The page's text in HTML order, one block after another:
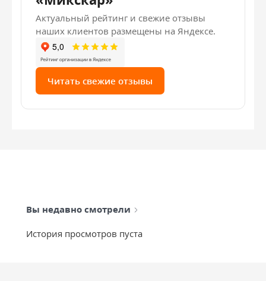
Актуальный рейтинг и свежие отзывы
наших клиентов размещены на Яндексе.
Читать свежие отзывы
Вы недавно смотрели
История просмотров пуста